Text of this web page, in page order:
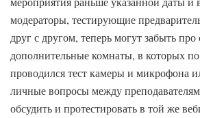
модераторы, тестирующие
друг с другом, теперь могут забыть
дополнительные комнаты, в которых
проводился тест камеры и микрофона
личные вопросы между
обсудить и протестировать в той же